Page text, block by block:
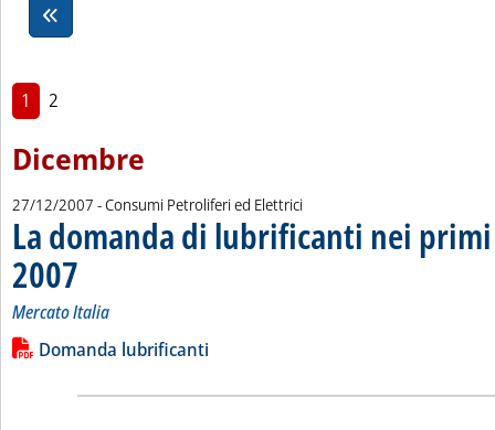
1 2
Dicembre
27/12/2007 - Consumi Petroliferi ed Elettrici
La domanda di lubrificanti nei
2007
Mercato Italia
Leggi tutta la notizia: 'La domanda di lubrificanti nei primi
Lista allegati PDF alla notizia
Domanda lubrificanti